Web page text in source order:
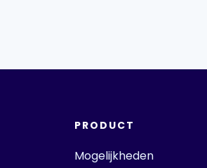
PRODUCT
Mogelijkheden